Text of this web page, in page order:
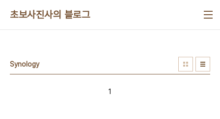
초보사진사의 블로그
Synology
1